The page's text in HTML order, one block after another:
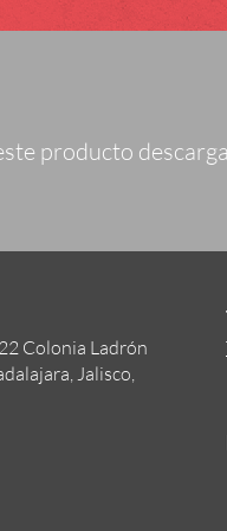
producto
Colonia Ladrón
Jalisco,